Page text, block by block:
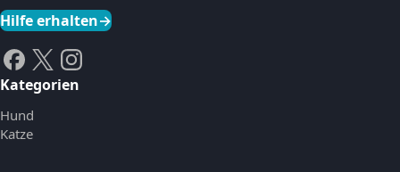
Hilfe erhalten→
Kategorien
Hund
Katze